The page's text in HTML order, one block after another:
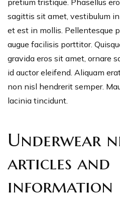
pretium tristique. Phasellus
sagittis sit amet, vestibulum
et est in mollis. Pellentesque
augue facilisis porttitor.
gravida eros sit amet, ornare
id auctor eleifend. Aliquam
non nisl hendrerit semper.
lacinia tincidunt.
Underwear
articles and
information